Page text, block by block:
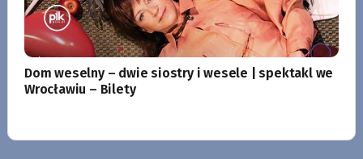
Dom weselny – dwie siostry i wesele | spektakl we
Wrocławiu – Bilety